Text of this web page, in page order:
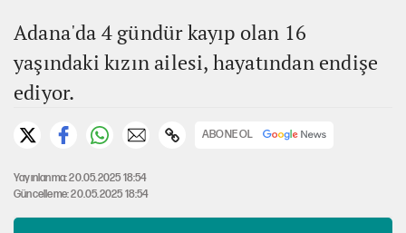
Adana'da 4 gündür kayıp olan 16
yaşındaki kızın ailesi, hayatından endişe
ediyor.
ABONE OL
Yayınlanma: 20.05.2025 18:54
Güncelleme: 20.05.2025 18:54